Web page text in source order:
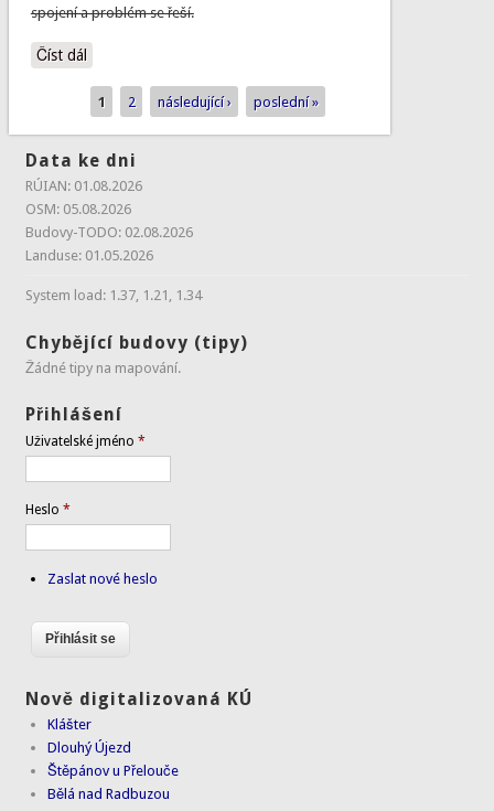
spojení a problém se řeší.
Číst dálNekonzistentní data Geofabrik - vyřešeno
Stránky
1 2 následující › poslední »
Data ke dni
RÚIAN: 01.08.2026
OSM: 05.08.2026
Budovy-TODO: 02.08.2026
Landuse: 01.05.2026
System load: 1.37, 1.21, 1.34
Chybějící budovy (tipy)
Žádné tipy na mapování.
Přihlášení
Uživatelské jméno*
Heslo*
Zaslat nové heslo
Nově digitalizovaná KÚ
Klášter
Dlouhý Újezd
Štěpánov u Přelouče
Bělá nad Radbuzou